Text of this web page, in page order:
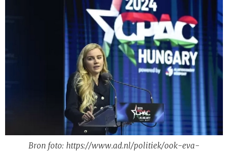
Bron foto: https://www.ad.nl/politiek/ook-eva-